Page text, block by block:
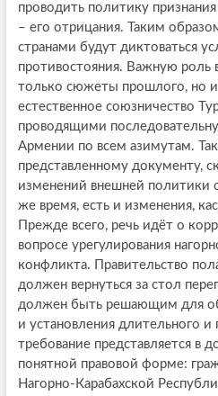
проводить политику
– его отрицания. Таким
странами будут диктоваться
противостояния. Важную роль
только сюжеты прошлого, но
естественное союзничество
проводящими
Армении по всем азимутам.
представленному документу,
изменений внешней политики
же время, есть и изменения,
Прежде всего, речь идёт о
вопросе урегулирования
конфликта. Правительство
должен вернуться за стол
должен быть решающим для
и установления длительного
требование представляется в
понятной правовой форме:
Нагорно-Карабахской